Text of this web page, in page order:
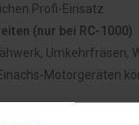
Profi-Einsatz
(nur bei RC-1000)
Umkehrfräsen,
Motorgeräten
Service und